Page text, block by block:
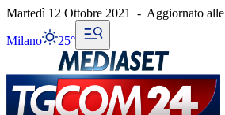
Martedì 12 Ottobre 2021 - Aggiornato alle
Milano 25°